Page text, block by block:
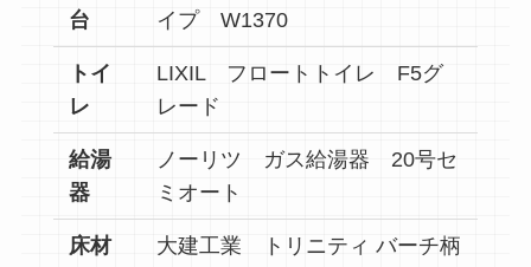
台
イプ W1370
トイ
レ
LIXIL フロートトイレ F5グ
レード
給湯
器
ノーリツ ガス給湯器 20号セ
ミオート
床材
大建工業 トリニティ バーチ柄